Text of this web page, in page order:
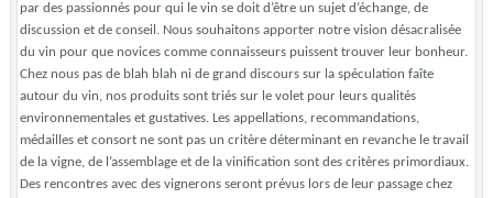
par des passionnés pour qui le vin se doit d’être un sujet d’échange, de
discussion et de conseil. Nous souhaitons apporter notre vision désacralisée
du vin pour que novices comme connaisseurs puissent trouver leur bonheur.
Chez nous pas de blah blah ni de grand discours sur la spéculation faîte
autour du vin, nos produits sont triés sur le volet pour leurs qualités
environnementales et gustatives. Les appellations, recommandations,
médailles et consort ne sont pas un critère déterminant en revanche le travail
de la vigne, de l’assemblage et de la vinification sont des critères primordiaux.
Des rencontres avec des vignerons seront prévus lors de leur passage chez